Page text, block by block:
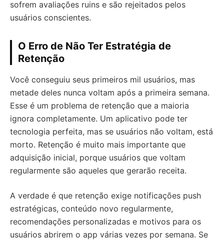
sofrem avaliações ruins e são rejeitados pelos
usuários conscientes.
O Erro de Não Ter Estratégia de
Retenção
Você conseguiu seus primeiros mil usuários, mas
metade deles nunca voltam após a primeira semana.
Esse é um problema de retenção que a maioria
ignora completamente. Um aplicativo pode ter
tecnologia perfeita, mas se usuários não voltam, está
morto. Retenção é muito mais importante que
adquisição inicial, porque usuários que voltam
regularmente são aqueles que gerarão receita.
A verdade é que retenção exige notificações push
estratégicas, conteúdo novo regularmente,
recomendações personalizadas e motivos para os
usuários abrirem o app várias vezes por semana. Se